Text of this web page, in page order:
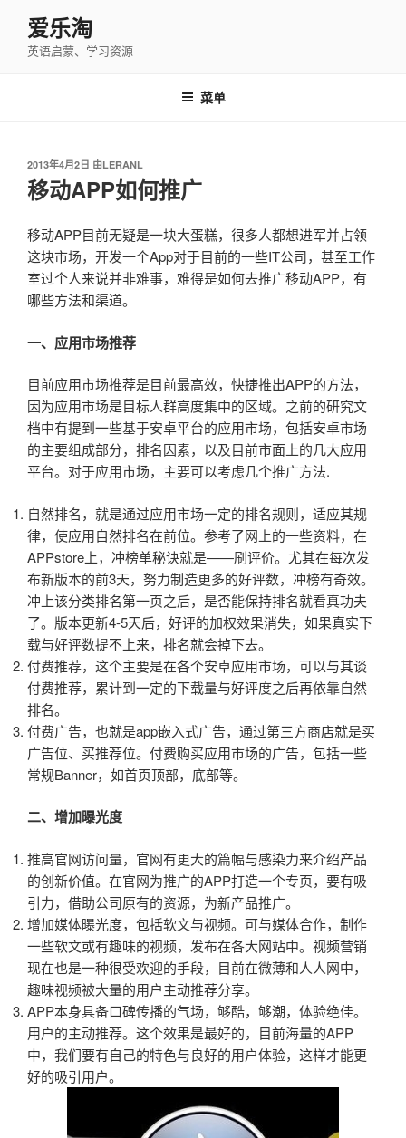
爱乐淘
英语启蒙、学习资源
菜单
发
布
于
2013年4月2日 由LERANL
移动APP如何推广
移动APP目前无疑是一块大蛋糕，很多人都想进军并占领
这块市场，开发一个App对于目前的一些IT公司，甚至工作
室过个人来说并非难事，难得是如何去推广移动APP，有
哪些方法和渠道。
一、应用市场推荐
目前应用市场推荐是目前最高效，快捷推出APP的方法，
因为应用市场是目标人群高度集中的区域。之前的研究文
档中有提到一些基于安卓平台的应用市场，包括安卓市场
的主要组成部分，排名因素，以及目前市面上的几大应用
平台。对于应用市场，主要可以考虑几个推广方法.
自然排名，就是通过应用市场一定的排名规则，适应其规
律，使应用自然排名在前位。参考了网上的一些资料，在
APPstore上，冲榜单秘诀就是——刷评价。尤其在每次发
布新版本的前3天，努力制造更多的好评数，冲榜有奇效。
冲上该分类排名第一页之后，是否能保持排名就看真功夫
了。版本更新4-5天后，好评的加权效果消失，如果真实下
载与好评数提不上来，排名就会掉下去。
付费推荐，这个主要是在各个安卓应用市场，可以与其谈
付费推荐，累计到一定的下载量与好评度之后再依靠自然
排名。
付费广告，也就是app嵌入式广告，通过第三方商店就是买
广告位、买推荐位。付费购买应用市场的广告，包括一些
常规Banner，如首页顶部，底部等。
二、增加曝光度
推高官网访问量，官网有更大的篇幅与感染力来介绍产品
的创新价值。在官网为推广的APP打造一个专页，要有吸
引力，借助公司原有的资源，为新产品推广。
增加媒体曝光度，包括软文与视频。可与媒体合作，制作
一些软文或有趣味的视频，发布在各大网站中。视频营销
现在也是一种很受欢迎的手段，目前在微薄和人人网中，
趣味视频被大量的用户主动推荐分享。
APP本身具备口碑传播的气场，够酷，够潮，体验绝佳。
用户的主动推荐。这个效果是最好的，目前海量的APP
中，我们要有自己的特色与良好的用户体验，这样才能更
好的吸引用户。